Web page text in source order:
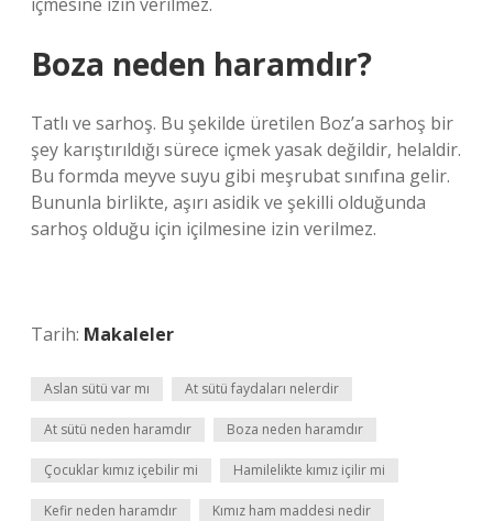
Boza neden haramdır?
Tatlı ve sarhoş. Bu şekilde üretilen Boz’a sarhoş bir
şey karıştırıldığı sürece içmek yasak değildir, helaldir.
Bu formda meyve suyu gibi meşrubat sınıfına gelir.
Bununla birlikte, aşırı asidik ve şekilli olduğunda
sarhoş olduğu için içilmesine izin verilmez.
Tarih: Makaleler
Aslan sütü var mı At sütü faydaları nelerdir
At sütü neden haramdır Boza neden haramdır
Çocuklar kımız içebilir mi Hamilelikte kımız içilir mi
Kefir neden haramdır Kımız ham maddesi nedir